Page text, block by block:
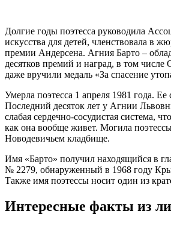
Долгие годы поэтесса руководила
искусства для детей, членствовала в
премии Андерсена. Агния Барто –
десятков премий и наград, в том
даже вручили медаль «За спасение
Умерла поэтесса 1 апреля 1981 года. Ее
Последний десяток лет у Агнии
слабая сердечно-сосудистая система,
как она вообще живет. Могила
Новодевичьем кладбище.
Имя «Барто» получил находящийся в
№ 2279, обнаруженный в 1968 году
Также имя поэтессы носит один из
Интересные факты из